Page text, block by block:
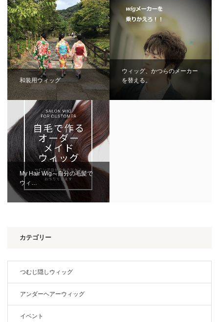
和装用ウィッグ
ウィッグ、かつらのメーカー
を替える。
My Hair Wig～自分の毛髪で
ウィ…
カテゴリー
つむじ隠しウィッグ
アンダーヘアーウィッグ
イベント